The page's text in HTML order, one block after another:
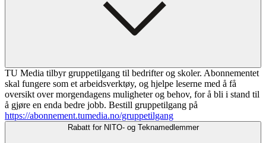
TU Media tilbyr gruppetilgang til bedrifter og skoler. Abonnementet
skal fungere som et arbeidsverktøy, og hjelpe leserne med å få
oversikt over morgendagens muligheter og behov, for å bli i stand til
å gjøre en enda bedre jobb. Bestill gruppetilgang på
https://abonnement.tumedia.no/gruppetilgang
Rabatt for NITO- og Teknamedlemmer